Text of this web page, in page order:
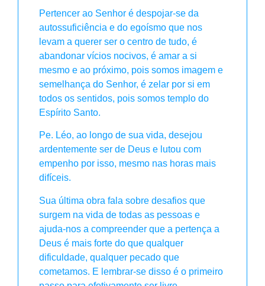
Pertencer ao Senhor é despojar-se da
autossuficiência e do egoísmo que nos
levam a querer ser o centro de tudo, é
abandonar vícios nocivos, é amar a si
mesmo e ao próximo, pois somos imagem e
semelhança do Senhor, é zelar por si em
todos os sentidos, pois somos templo do
Espírito Santo.
Pe. Léo, ao longo de sua vida, desejou
ardentemente ser de Deus e lutou com
empenho por isso, mesmo nas horas mais
difíceis.
Sua última obra fala sobre desafios que
surgem na vida de todas as pessoas e
ajuda-nos a compreender que a pertença a
Deus é mais forte do que qualquer
dificuldade, qualquer pecado que
cometamos. E lembrar-se disso é o primeiro